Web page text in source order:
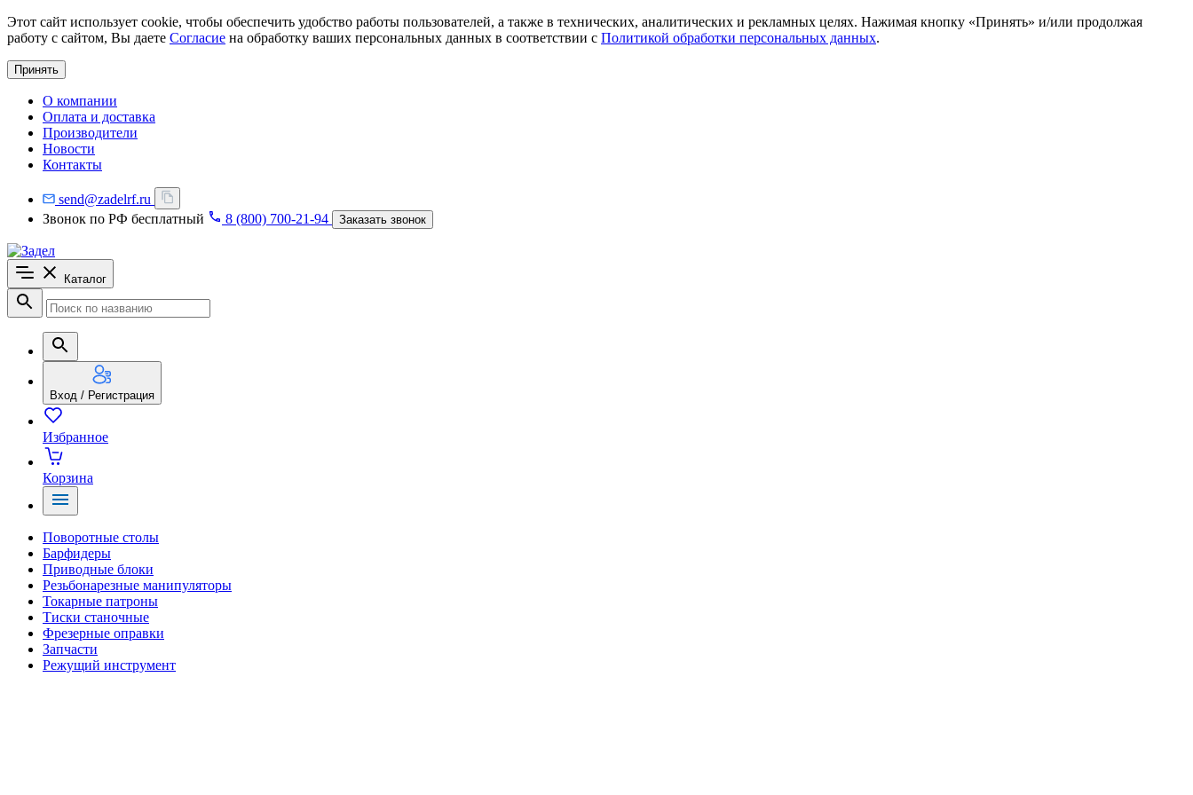
Этот сайт использует cookie, чтобы обеспечить удобство работы пользователей, а также в технических, аналитических и рекламных целях. Нажимая кнопку «Принять» и/или продолжая
работу с сайтом, Вы даете Согласие на обработку ваших персональных данных в соответствии с Политикой обработки персональных данных.
Принять
О компании
Оплата и доставка
Производители
Новости
Контакты
send@zadelrf.ru
Звонок по РФ бесплатный
8 (800) 700-21-94 Заказать звонок
Каталог
Вход / Регистрация
Избранное
Корзина
Поворотные столы
Барфидеры
Приводные блоки
Резьбонарезные манипуляторы
Токарные патроны
Тиски станочные
Фрезерные оправки
Запчасти
Режущий инструмент